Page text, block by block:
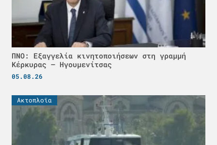
ΠΝΟ: Εξαγγελία κινητοποιήσεων στη γραμμή
Κέρκυρας – Ηγουμενίτσας
05.08.26
Ακτοπλοϊα